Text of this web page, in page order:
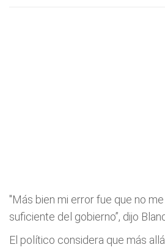
"Más bien mi error fue que no
suficiente del gobierno”, dijo
El político considera que más